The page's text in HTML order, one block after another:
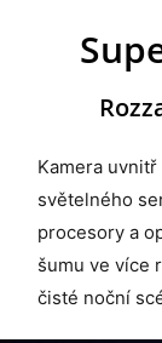
Kamera
světelného
procesory a
šumu ve více
čisté noční